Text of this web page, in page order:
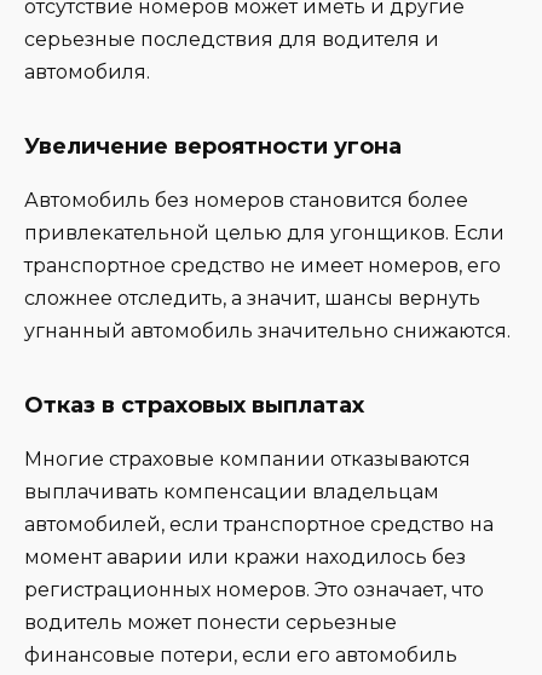
отсутствие номеров может иметь и другие
серьезные последствия для водителя и
автомобиля.
Увеличение вероятности угона
Автомобиль без номеров становится более
привлекательной целью для угонщиков. Если
транспортное средство не имеет номеров, его
сложнее отследить, а значит, шансы вернуть
угнанный автомобиль значительно снижаются.
Отказ в страховых выплатах
Многие страховые компании отказываются
выплачивать компенсации владельцам
автомобилей, если транспортное средство на
момент аварии или кражи находилось без
регистрационных номеров. Это означает, что
водитель может понести серьезные
финансовые потери, если его автомобиль